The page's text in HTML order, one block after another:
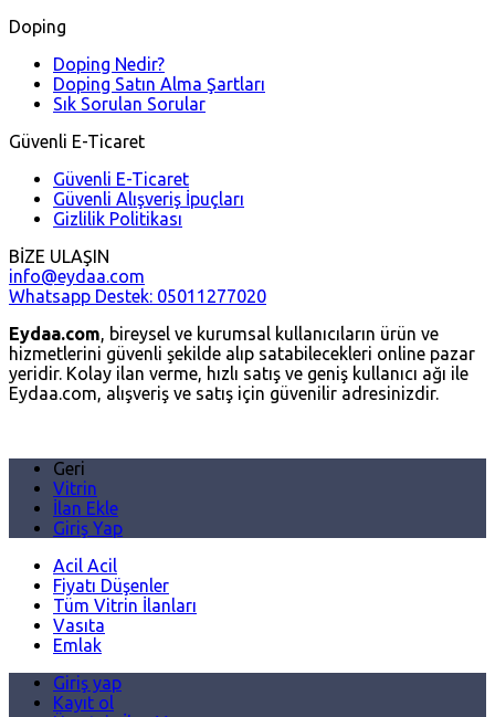
Doping
Doping Nedir?
Doping Satın Alma Şartları
Sık Sorulan Sorular
Güvenli E-Ticaret
Güvenli E-Ticaret
Güvenli Alışveriş İpuçları
Gizlilik Politikası
BİZE ULAŞIN
info@eydaa.com
Whatsapp Destek: 05011277020
Eydaa.com, bireysel ve kurumsal kullanıcıların ürün ve
hizmetlerini güvenli şekilde alıp satabilecekleri online pazar
yeridir. Kolay ilan verme, hızlı satış ve geniş kullanıcı ağı ile
Eydaa.com, alışveriş ve satış için güvenilir adresinizdir.
Geri
Vitrin
İlan Ekle
Giriş Yap
Acil Acil
Fiyatı Düşenler
Tüm Vitrin İlanları
Vasıta
Emlak
Giriş yap
Kayıt ol